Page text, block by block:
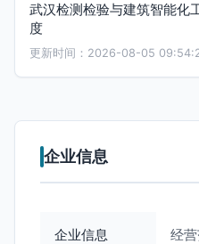
武汉检测检验与建筑智能化
度
更新时间：2026-08-05
企业信息
企业信息 经